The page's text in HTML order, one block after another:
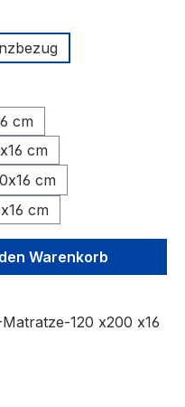
cm
cm
cm
cm
Warenkorb
120 x200 x16